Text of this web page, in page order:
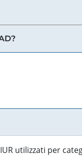
utilizzati per